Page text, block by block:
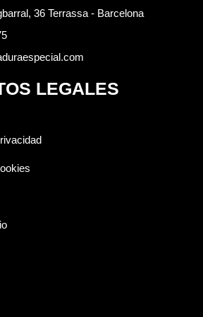
36 Terrassa - Barcelona
LEGALES